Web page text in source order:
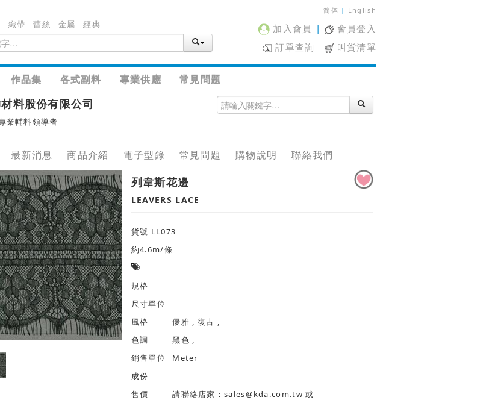
織帶 蕾絲 金屬 經典
简体 | English
加入會員 |
會員登入
訂單查詢
叫貨清單
作品集 各式副料 專業供應 常見問題
料股份有限公司
業輔料領導者
最新消息 商品介紹 電子型錄 常見問題 購物說明 聯絡我們
列韋斯花邊
LEAVERS LACE
貨號 LL073
約4.6m/條
規格
尺寸單位
風格
優雅 , 復古 ,
色調
黑色 ,
銷售單位
成份
售價
請聯絡店家：sales@kda.com.tw或